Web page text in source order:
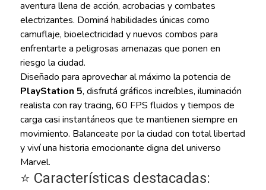
aventura llena de acción, acrobacias y combates
electrizantes. Dominá habilidades únicas como
camuflaje, bioelectricidad y nuevos combos para
enfrentarte a peligrosas amenazas que ponen en
riesgo la ciudad.
Diseñado para aprovechar al máximo la potencia de
PlayStation 5, disfrutá gráficos increíbles, iluminación
realista con ray tracing, 60 FPS fluidos y tiempos de
carga casi instantáneos que te mantienen siempre en
movimiento. Balanceate por la ciudad con total libertad
y viví una historia emocionante digna del universo
Marvel.
⭐ Características destacadas: